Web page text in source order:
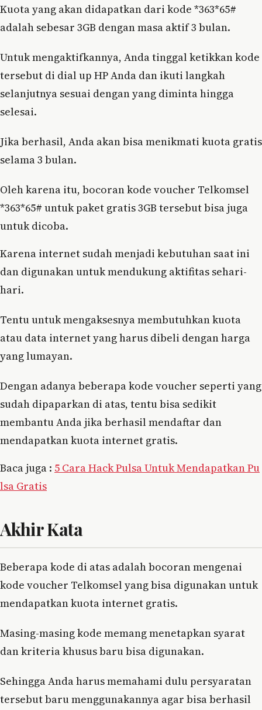
Kuota yang akan didapatkan dari kode *363*65#
adalah sebesar 3GB dengan masa aktif 3 bulan.
Untuk mengaktifkannya, Anda tinggal ketikkan kode
tersebut di dial up HP Anda dan ikuti langkah
selanjutnya sesuai dengan yang diminta hingga
selesai.
Jika berhasil, Anda akan bisa menikmati kuota gratis
selama 3 bulan.
Oleh karena itu, bocoran kode voucher Telkomsel
*363*65# untuk paket gratis 3GB tersebut bisa juga
untuk dicoba.
Karena internet sudah menjadi kebutuhan saat ini
dan digunakan untuk mendukung aktifitas sehari-
hari.
Tentu untuk mengaksesnya membutuhkan kuota
atau data internet yang harus dibeli dengan harga
yang lumayan.
Dengan adanya beberapa kode voucher seperti yang
sudah dipaparkan di atas, tentu bisa sedikit
membantu Anda jika berhasil mendaftar dan
mendapatkan kuota internet gratis.
Baca juga : 5 Cara Hack Pulsa Untuk Mendapatkan Pu
lsa Gratis
Akhir Kata
Beberapa kode di atas adalah bocoran mengenai
kode voucher Telkomsel yang bisa digunakan untuk
mendapatkan kuota internet gratis.
Masing-masing kode memang menetapkan syarat
dan kriteria khusus baru bisa digunakan.
Sehingga Anda harus memahami dulu persyaratan
tersebut baru menggunakannya agar bisa berhasil